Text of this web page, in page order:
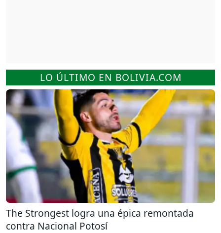
LO ÚLTIMO EN BOLIVIA.COM
The Strongest logra una épica remontada
contra Nacional Potosí